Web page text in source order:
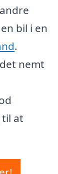
bil i en
.
nemt
at